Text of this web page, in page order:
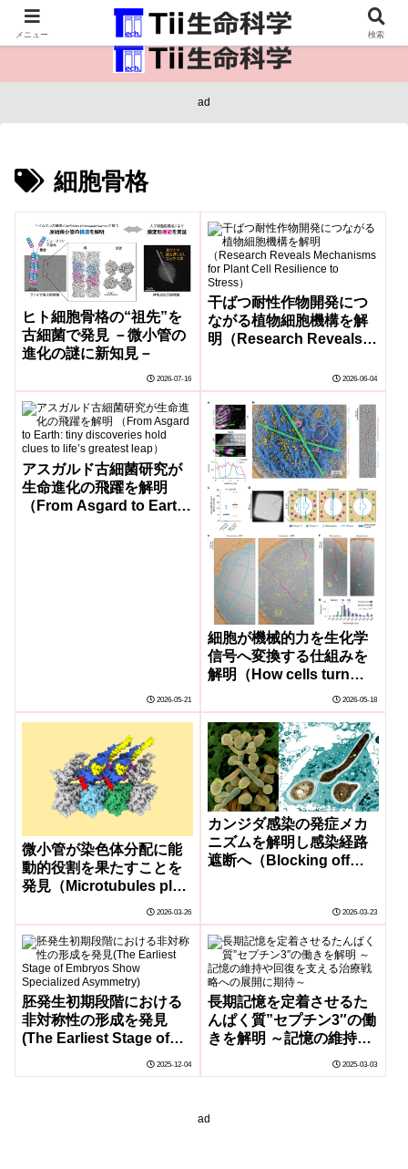
医療保健・生命・生物の情報インフラ。
ad
細胞骨格
ヒト細胞骨格の“祖先”を
古細菌で発見 －微小管の
進化の謎に新知見－
2026-07-16
干ばつ耐性作物開発につ
ながる植物細胞機構を解
明（Research Reveals
Stress）
2026-06-04
アスガルド古細菌研究が
生命進化の飛躍を解明
（From Asgard to Earth:
2026-05-21
細胞が機械的力を生化学
信号へ変換する仕組みを
解明（How cells turn
mechanical forces into
biochemical signals）
2026-05-18
微小管が染色体分配に能
動的役割を果たすことを
発見（Microtubules play
chromosome
distribution）
2026-03-26
カンジダ感染の発症メカ
ニズムを解明し感染経路
遮断へ（Blocking off
2026-03-23
胚発生初期段階における
非対称性の形成を発見
(The Earliest Stage of
Specialized Asymmetry)
2025-12-04
長期記憶を定着させるた
んぱく質”セプチン3″の働
きを解明 ～記憶の維持や
回復を支える治療戦略へ
の展開に期待～
2025-03-03
ad
メニュー 検索